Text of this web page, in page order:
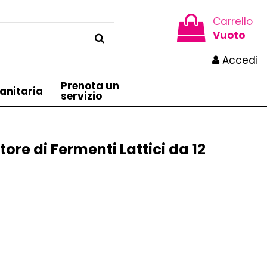
Carrello
Vuoto
Accedi
Prenota un
servizio
di Fermenti Lattici da 12